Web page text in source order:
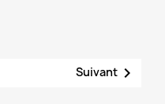
Suivant 